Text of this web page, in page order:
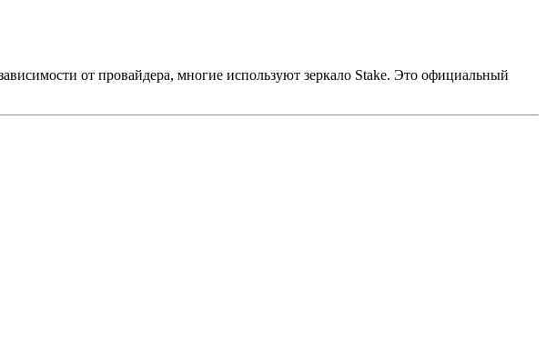
от провайдера, многие используют зеркало Stake. Это официальный